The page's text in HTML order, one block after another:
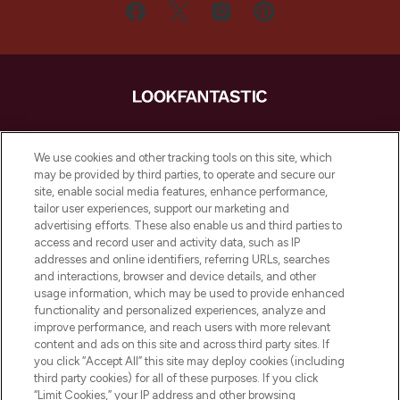
LOOKFANTASTIC ist Europas ultimativer
Beauty-Onlineshop mit den besten
Produkten aus Haut- und Haarpflege
sowie Make-Up von über 200
renommierten Marken. Shoppe online
oder über die App mit kostenloser
Lieferung ab einem Einkaufswert von 30€.
Cookie-Einwilligung
Do Not Sell or Share My Personal
Information
HILFE & INFORMATION
We use cookies and other tracking tools on this site, which
may be provided by third parties, to operate and secure our
site, enable social media features, enhance performance,
tailor user experiences, support our marketing and
advertising efforts. These also enable us and third parties to
access and record user and activity data, such as IP
addresses and online identifiers, referring URLs, searches
and interactions, browser and device details, and other
usage information, which may be used to provide enhanced
functionality and personalized experiences, analyze and
improve performance, and reach users with more relevant
content and ads on this site and across third party sites. If
you click “Accept All” this site may deploy cookies (including
third party cookies) for all of these purposes. If you click
“Limit Cookies,” your IP address and other browsing